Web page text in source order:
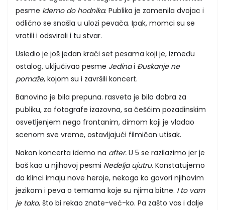
pesme Idemo do hodnika. Publika je zamenila dvojac i
odlično se snašla u ulozi pevača. Ipak, momci su se
vratili i odsvirali i tu stvar.
Usledio je još jedan kraći set pesama koji je, između
ostalog, uključivao pesme Jedinai Đuskanje ne
pomaže, kojom su i završili koncert.
Banovina je bila prepuna. rasveta je bila dobra za
publiku, za fotografe izazovna, sa češćim pozadinskim
osvetljenjem nego frontanim, dimom koji je vladao
scenom sve vreme, ostavljajući filmičan utisak.
Nakon koncerta idemo na after. U 5 se razilazimo jer je
baš kao u njihovoj pesmi Nedelja ujutru. Konstatujemo
da klinci imaju nove heroje, nekoga ko govori njihovim
jezikom i peva o temama koje su njima bitne. I to vam
je tako, što bi rekao znate-već-ko. Pa zašto vas i dalje